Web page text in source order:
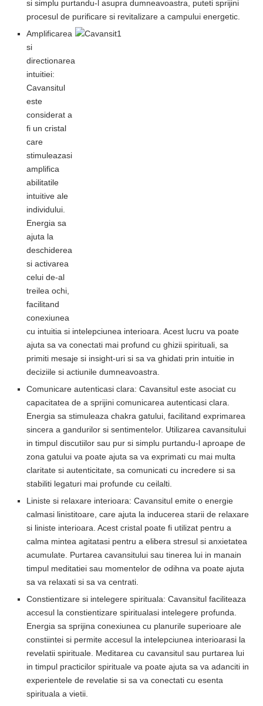
si simplu purtandu-l asupra dumneavoastra, puteti sprijini
procesul de purificare si revitalizare a campului energetic.
Amplificarea
si
directionarea
intuitiei:
Cavansitul
este
considerat a
fi un cristal
care
stimuleazasi
amplifica
abilitatile
intuitive ale
individului.
Energia sa
ajuta la
deschiderea
si activarea
celui de-al
treilea ochi,
facilitand
conexiunea
cu intuitia si intelepciunea interioara. Acest lucru va poate
ajuta sa va conectati mai profund cu ghizii spirituali, sa
primiti mesaje si insight-uri si sa va ghidati prin intuitie in
deciziile si actiunile dumneavoastra.
Comunicare autenticasi clara: Cavansitul este asociat cu
capacitatea de a sprijini comunicarea autenticasi clara.
Energia sa stimuleaza chakra gatului, facilitand exprimarea
sincera a gandurilor si sentimentelor. Utilizarea cavansitului
in timpul discutiilor sau pur si simplu purtandu-l aproape de
zona gatului va poate ajuta sa va exprimati cu mai multa
claritate si autenticitate, sa comunicati cu incredere si sa
stabiliti legaturi mai profunde cu ceilalti.
Liniste si relaxare interioara: Cavansitul emite o energie
calmasi linistitoare, care ajuta la inducerea starii de relaxare
si liniste interioara. Acest cristal poate fi utilizat pentru a
calma mintea agitatasi pentru a elibera stresul si anxietatea
acumulate. Purtarea cavansitului sau tinerea lui in manain
timpul meditatiei sau momentelor de odihna va poate ajuta
sa va relaxati si sa va centrati.
Constientizare si intelegere spirituala: Cavansitul faciliteaza
accesul la constientizare spiritualasi intelegere profunda.
Energia sa sprijina conexiunea cu planurile superioare ale
constiintei si permite accesul la intelepciunea interioarasi la
revelatii spirituale. Meditarea cu cavansitul sau purtarea lui
in timpul practicilor spirituale va poate ajuta sa va adanciti in
experientele de revelatie si sa va conectati cu esenta
spirituala a vietii.